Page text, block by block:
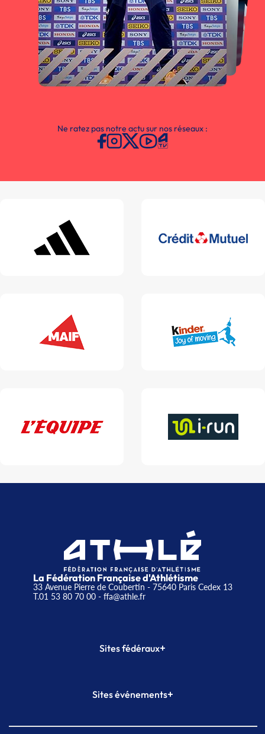
Ne ratez pas notre actu sur nos réseaux :
La Fédération Française d'Athlétisme
33 Avenue Pierre de Coubertin - 75640 Paris Cedex 13
T.01 53 80 70 00- ffa@athle.fr
Sites fédéraux+
Plateforme Formation
Sites événements+
Meeting de Paris indoor